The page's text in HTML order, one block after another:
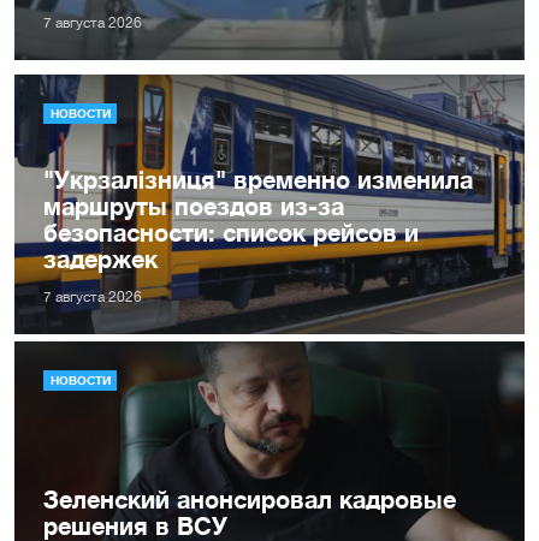
7 августа 2026
НОВОСТИ
"Укрзалізниця" временно изменила
маршруты поездов из-за
безопасности: список рейсов и
задержек
7 августа 2026
НОВОСТИ
Зеленский анонсировал кадровые
решения в ВСУ